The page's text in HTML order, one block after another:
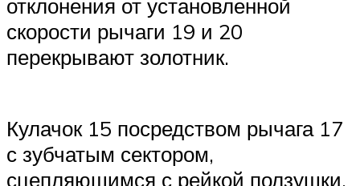
отклонения от установленной
скорости рычаги 19 и 20
перекрывают золотник.
Кулачок 15 посредством рычага 17
с зубчатым сектором,
сцепляющимся с рейкой ползушки,